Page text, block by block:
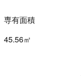
専有面積
45.56㎡